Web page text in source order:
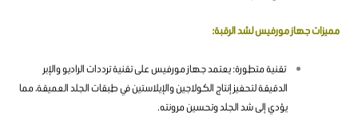
مميزات جهاز مورفيس لشد الرقبة:
تقنية متطورة: يعتمد جهاز مورفيس على تقنية ترددات الراديو والإبر
الدقيقة لتحفيز إنتاج الكولاجين والإيلاستين في طبقات الجلد العميقة، مما
يؤدي إلى شد الجلد وتحسين مرونته.